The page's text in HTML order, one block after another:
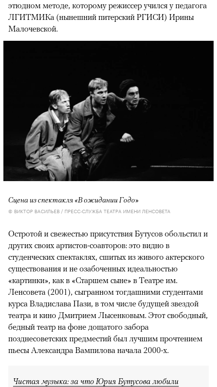
этюдном методе, которому режиссер учился у педагога
ЛГИТМИКа (нынешний питерский РГИСИ) Ирины
Малочевской.
Сцена из спектакля «В ожидании Годо»
© ВИКТОР ВАСИЛЬЕВ / ПРЕСС-СЛУЖБА ТЕАТРА ИМЕНИ ЛЕНСОВЕТА
Остротой и свежестью присутствия Бутусов обольстил и
других своих артистов-соавторов: это видно в
студенческих спектаклях, сшитых из живого актерского
существования и не озабоченных идеальностью
«картинки», как в «Старшем сыне» в Театре им.
Ленсовета (2001), сыгранном тогдашними студентами
курса Владислава Пази, в том числе будущей звездой
театра и кино Дмитрием Лысенковым. Этот свободный,
бедный театр на фоне дощатого забора
позднесоветских предместий был лучшим прочтением
пьесы Александра Вампилова начала 2000-х.
Чистая музыка: за что Юрия Бутусова любили